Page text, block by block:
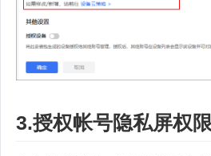
3.授权帐号隐私屏权限